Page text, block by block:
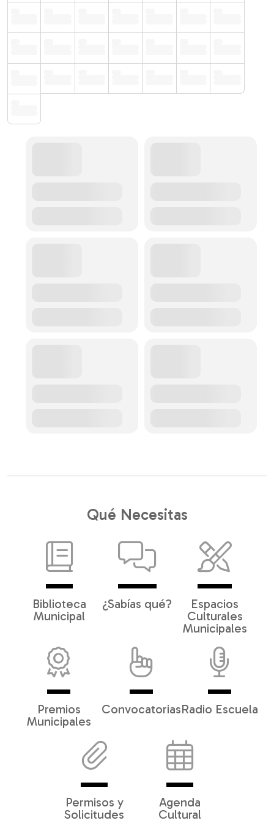
Qué Necesitas
Biblioteca
Municipal
¿Sabías qué?
Espacios
Culturales
Municipales
Premios
Municipales
ConvocatoriasRadio Escuela
Permisos y
Solicitudes
Agenda
Cultural